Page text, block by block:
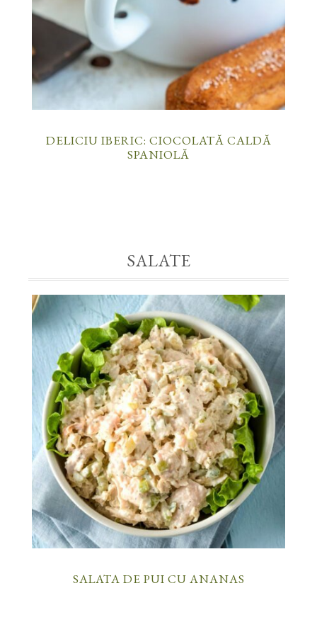
DELICIU IBERIC: CIOCOLATĂ CALDĂ
SPANIOLĂ
SALATE
SALATA DE PUI CU ANANAS